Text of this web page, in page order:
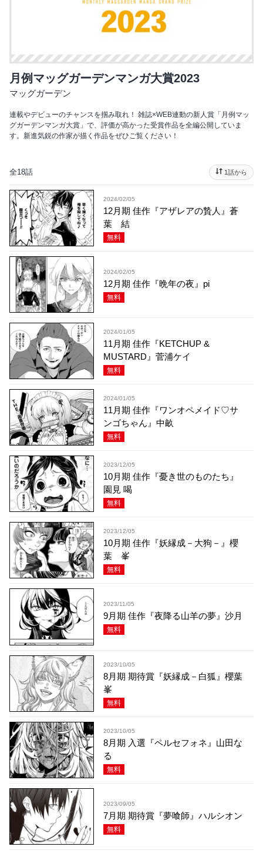
月例マッグガーデンマンガ大賞2023
マッグガーデン
連載やデビューのチャンスを掴み取れ！ 雑誌×WEB連動の新人賞「月例マッ
グガーデンマンガ大賞」で、評価が高かった受賞作品を全編公開していま
す。新進気鋭の作家が描く作品をぜひご覧ください！
全18話 1話から
2024/02/05
12月期 佳作『アザレアの贄人』蒼
葉 結
無料
2024/02/05
12月期 佳作『晩年の夜』pi
無料
2024/01/05
11月期 佳作『KETCHUP &
MUSTARD』菅浦ケイ
無料
2024/01/05
11月期 佳作『ワンオペメイド♡サ
ンゴちゃん』中畝
無料
2023/12/05
10月期 佳作『憂き世のものたち』
園見 喝
無料
2023/12/05
10月期 佳作『妖縁成－大狗－』櫻
葉 峯
無料
2023/11/05
9月期 佳作『夜降る山羊の夢』沙月
無料
2023/10/05
8月期 期待賞『妖縁成－白狐』櫻葉
峯
無料
2023/10/05
8月期 入選『ペルセフォネ』山田な
る
無料
2023/09/05
7月期 期待賞『夢喰師』ハルシオン
無料